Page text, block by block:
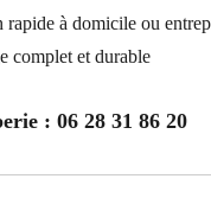
rapide à domicile ou
complet et durable
: 06 28 31 86 20